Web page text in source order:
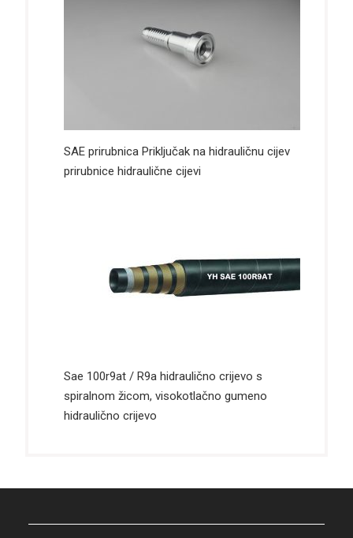
SAE prirubnica Priključak na hidrauličnu cijev
prirubnice hidraulične cijevi
Sae 100r9at / R9a hidraulično crijevo s
spiralnom žicom, visokotlačno gumeno
hidraulično crijevo